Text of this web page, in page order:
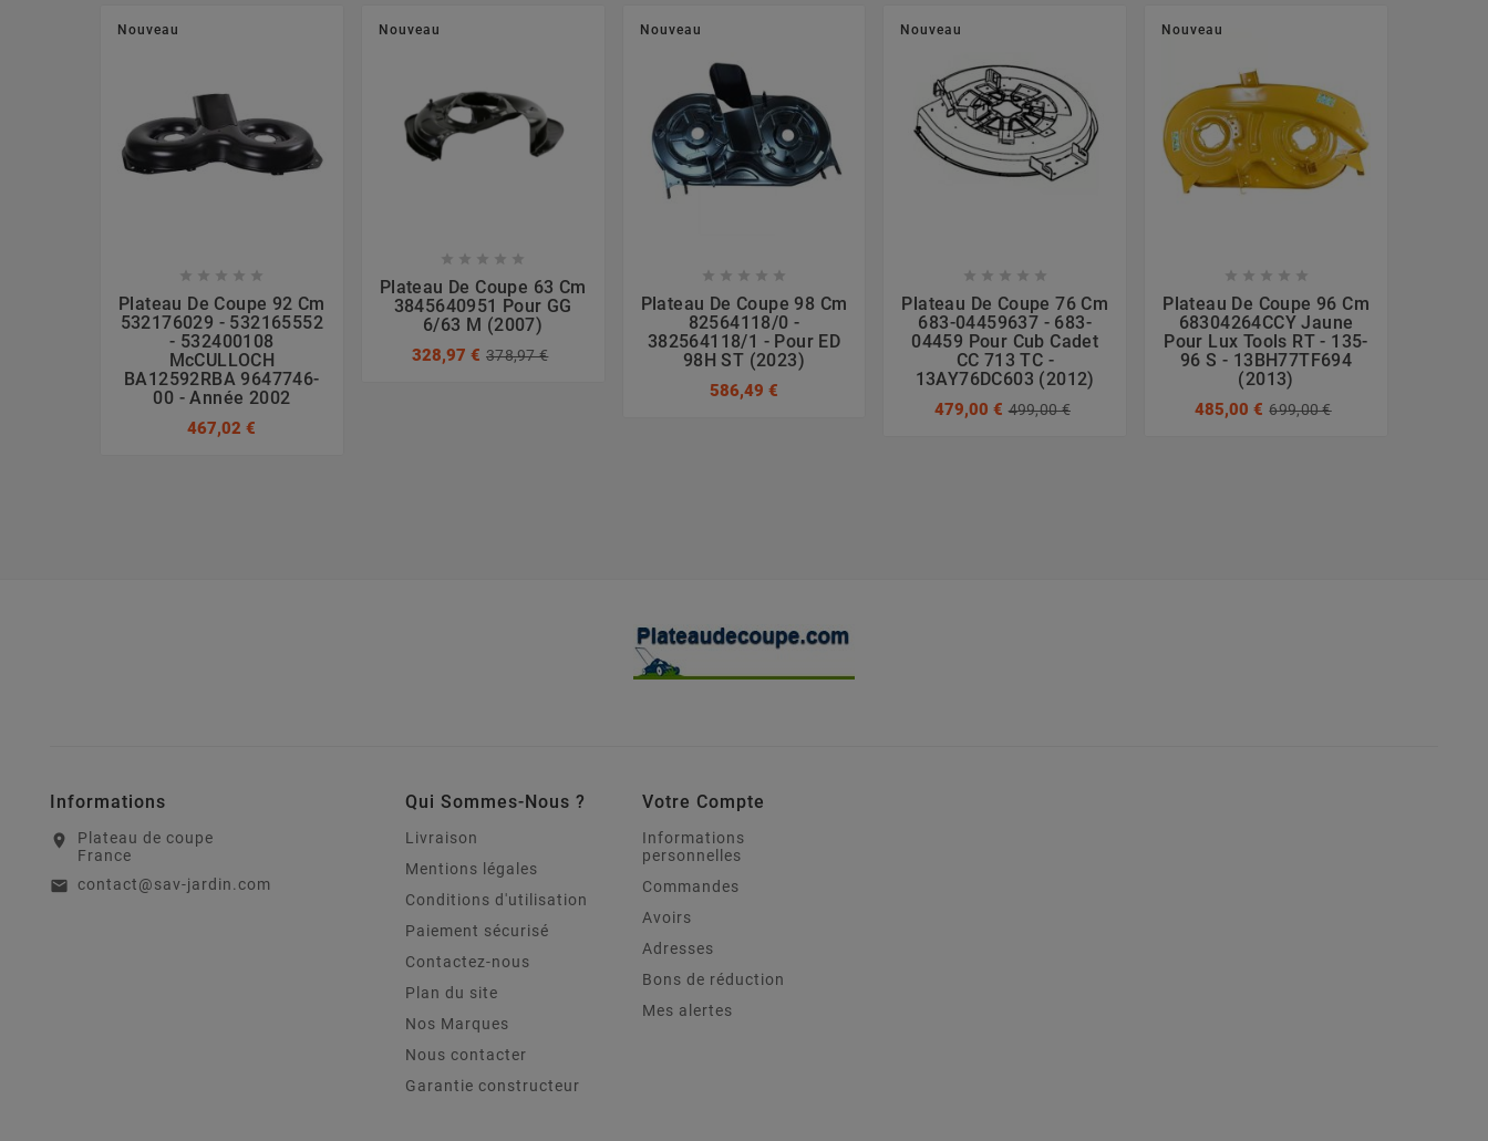
Nouveau
    
Plateau De Coupe 92 Cm
532176029 - 532165552
- 532400108
McCULLOCH
BA12592RBA 9647746-
00 - Année 2002
467,02 €
Nouveau
    
Plateau De Coupe 63 Cm
3845640951 Pour GG
6/63 M (2007)
328,97 € 378,97 €
Nouveau
    
Plateau De Coupe 98 Cm
82564118/0 -
382564118/1 - Pour ED
98H ST (2023)
586,49 €
Nouveau
    
Plateau De Coupe 76 Cm
683-04459637 - 683-
04459 Pour Cub Cadet
CC 713 TC -
13AY76DC603 (2012)
479,00 € 499,00 €
Nouveau
    
Plateau De Coupe 96 Cm
68304264CCY Jaune
Pour Lux Tools RT - 135-
96 S - 13BH77TF694
(2013)
485,00 € 699,00 €
Informations
location_on
Plateau de coupe
France
email contact@sav-jardin.com
Qui Sommes-Nous ?
Livraison
Mentions légales
Conditions d'utilisation
Paiement sécurisé
Contactez-nous
Plan du site
Nos Marques
Nous contacter
Garantie constructeur
Votre Compte
Informations
personnelles
Commandes
Avoirs
Adresses
Bons de réduction
Mes alertes